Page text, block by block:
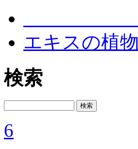
エキスの植物
検索
6